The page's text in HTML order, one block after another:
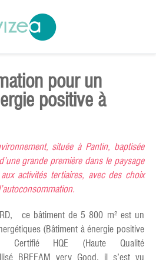
pour un
positive à
située à Pantin, baptisée
grande première dans le paysage
activités tertiaires, avec des choix
ce bâtiment de 5 800 m² est un
(Bâtiment à énergie positive
Certifié HQE (Haute Qualité
BREEAM very Good, il s’est vu